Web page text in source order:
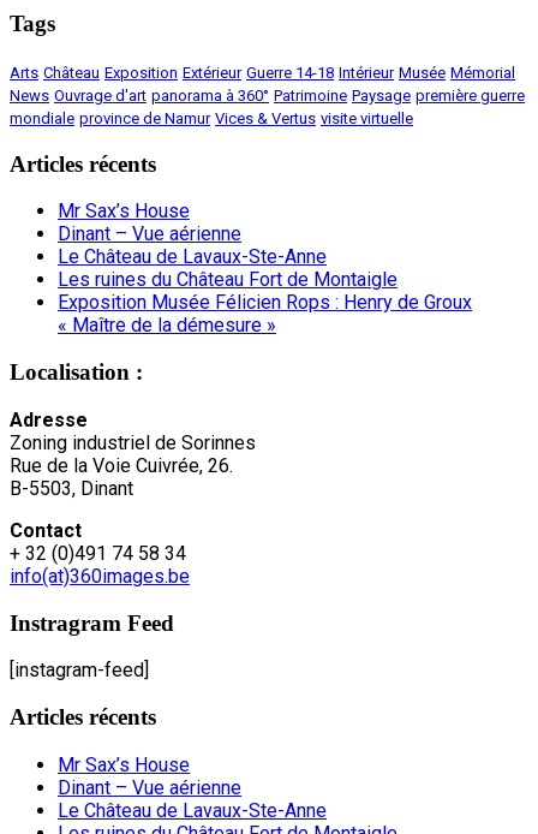
Tags
Arts Château Exposition Extérieur Guerre 14-18 Intérieur Musée Mémorial
News Ouvrage d'art panorama à 360° Patrimoine Paysage première guerre
mondiale province de Namur Vices & Vertus visite virtuelle
Articles récents
Mr Sax’s House
Dinant – Vue aérienne
Le Château de Lavaux-Ste-Anne
Les ruines du Château Fort de Montaigle
Exposition Musée Félicien Rops : Henry de Groux
« Maître de la démesure »
Localisation :
Adresse
Zoning industriel de Sorinnes
Rue de la Voie Cuivrée, 26.
B-5503, Dinant
Contact
+ 32 (0)491 74 58 34
info(at)360images.be
Instragram Feed
[instagram-feed]
Articles récents
Mr Sax’s House
Dinant – Vue aérienne
Le Château de Lavaux-Ste-Anne